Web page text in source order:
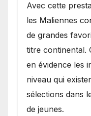
Avec cette
les Maliennes
de grandes
titre continental.
en évidence les
niveau qui
sélections dans
de jeunes.